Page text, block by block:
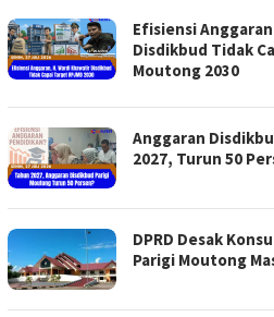
Efisiensi
Disdikbud Tidak
Moutong 2030
Anggaran
2027, Turun 50
DPRD Desak
Parigi Moutong